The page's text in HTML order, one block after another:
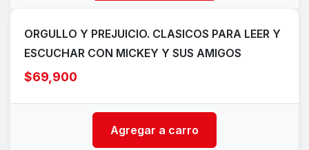
ORGULLO Y PREJUICIO. CLASICOS PARA LEER Y
ESCUCHAR CON MICKEY Y SUS AMIGOS
$69,900
Agregar a carro